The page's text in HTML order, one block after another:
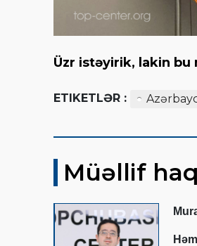
Üzr istəyirik, lakin bu
ETIKETLƏR :
Müəllif